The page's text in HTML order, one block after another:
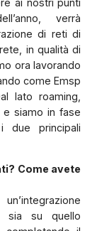
verrà
di reti di
in qualità di
ora lavorando
come Emsp
lato roaming,
e siamo in fase
due principali
Come avete
sia su quello